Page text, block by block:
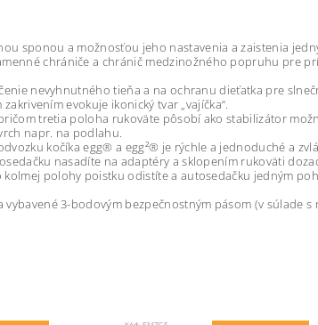
sponou a možnosťou jeho nastavenia a zaistenia
chrániče a chránič medzinožného popruhu pre
nevyhnutného tieňa a na ochranu dieťatka pre
evokuje ikonický tvar „vajíčka“.
tretia poloha rukoväte pôsobí ako stabilizátor
napr. na podlahu.
kočíka egg® a egg²® je rýchle a jednoduché a
nasadíte na adaptéry a sklopením rukoväti
polohy poistku odistíte a autosedačku jedným
3-bodovým bezpečnostným pásom (v súlade s